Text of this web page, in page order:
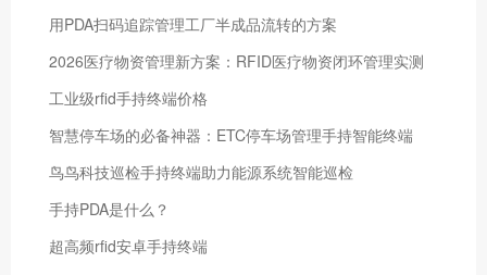
用PDA扫码追踪管理工厂半成品流转的方案
2026医疗物资管理新方案：RFID医疗物资闭环管理实测
工业级rfid手持终端价格
智慧停车场的必备神器：ETC停车场管理手持智能终端
鸟鸟科技巡检手持终端助力能源系统智能巡检
手持PDA是什么？
超高频rfid安卓手持终端